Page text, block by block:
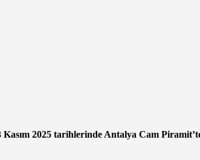
2025 tarihlerinde Antalya Cam